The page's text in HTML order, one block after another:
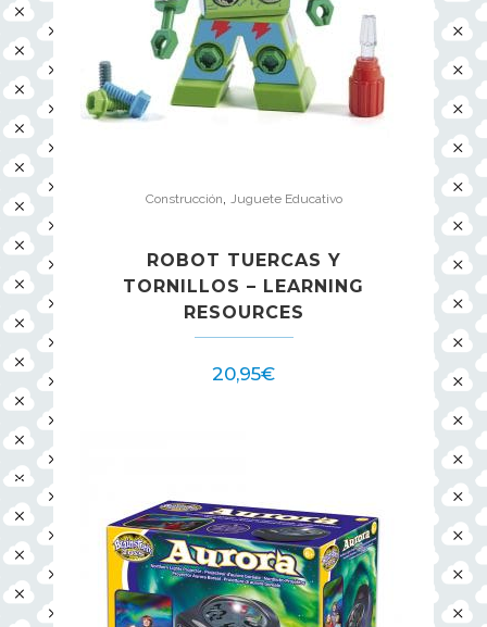
Construcción Juguete Educativo
ROBOT TUERCAS Y
TORNILLOS – LEARNING
RESOURCES
20,95€